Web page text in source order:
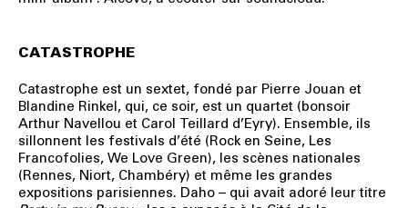
CATASTROPHE
Catastrophe est un sextet, fondé par Pierre Jouan et
Blandine Rinkel, qui, ce soir, est un quartet (bonsoir
Arthur Navellou et Carol Teillard d’Eyry). Ensemble, ils
sillonnent les festivals d’été (Rock en Seine, Les
Francofolies, We Love Green), les scènes nationales
(Rennes, Niort, Chambéry) et même les grandes
expositions parisiennes. Daho – qui avait adoré leur titre